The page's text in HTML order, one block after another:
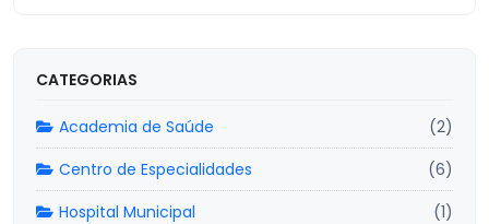
CATEGORIAS
Academia de Saúde
(2)
Centro de Especialidades
(6)
Hospital Municipal
(1)